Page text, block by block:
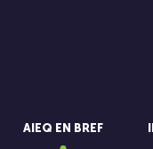
AIEQ EN BREF